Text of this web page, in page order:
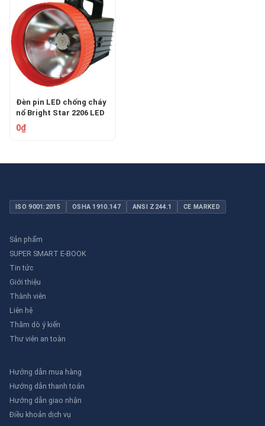
Đèn pin LED chống cháy
nổ Bright Star 2206 LED
ATEX
0₫
ISO 9001:2015 OSHA 1910.147 ANSI Z244.1 CE MARKED
Sản phẩm
SUPER SMART E-BOOK
Tin tức
Giới thiệu
Thành viên
Liên hệ
Thăm dò ý kiến
Thư viên an toàn
Hướng dẫn mua hàng
Hướng dẫn thanh toán
Hướng dẫn giao nhận
Điều khoản dịch vụ